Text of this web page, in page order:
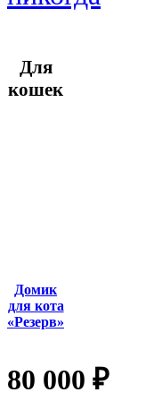
Домик
для кота
«Резерв»
80 000 ₽
Для
кошек